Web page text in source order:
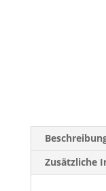
Zusätzliche